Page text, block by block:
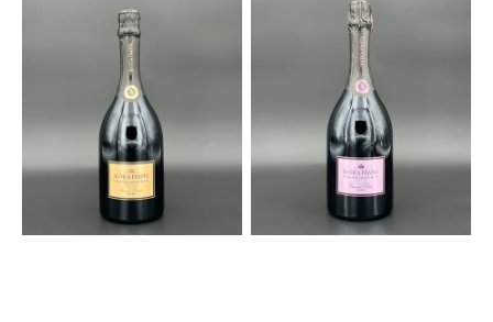
Franciacorta
Millesimato
Normalflasche
|
Franciacorta
Millesimato
2019
Normalflasche